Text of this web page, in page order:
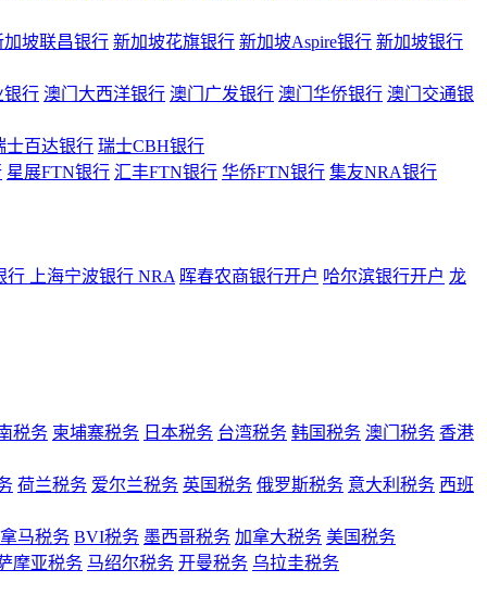
加坡联昌银行 新加坡花旗银行 新加坡Aspire银行 新加坡银行
银行 澳门大西洋银行 澳门广发银行 澳门华侨银行 澳门交通银
士百达银行 瑞士CBH银行
星展FTN银行 汇丰FTN银行 华侨FTN银行 集友NRA银行
行 上海宁波银行 NRA 晖春农商银行开户 哈尔滨银行开户 龙
税务 柬埔寨税务 日本税务 台湾税务 韩国税务 澳门税务 香港
荷兰税务 爱尔兰税务 英国税务 俄罗斯税务 意大利税务 西班
马税务 BVI税务 墨西哥税务 加拿大税务 美国税务
摩亚税务 马绍尔税务 开曼税务 乌拉圭税务